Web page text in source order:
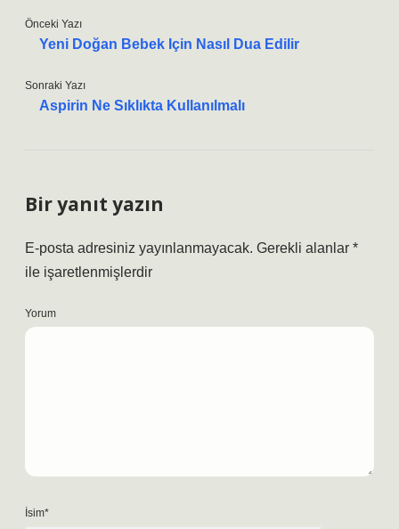
Önceki Yazı
Yeni Doğan Bebek Için Nasıl Dua Edilir
Sonraki Yazı
Aspirin Ne Sıklıkta Kullanılmalı
Bir yanıt yazın
E-posta adresiniz yayınlanmayacak. Gerekli alanlar *
ile işaretlenmişlerdir
Yorum
İsim*